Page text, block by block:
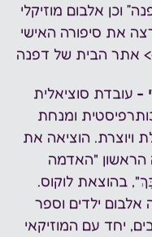
וכן אלבום מוזיקלי
את סיפורה האישי
אתר הבית של דפנה
- עובדת סוציאלית
ומנחת
ויוצרת. הוציאה את
הראשון "האדמה
", בהוצאת לוקוס.
אלבום ילדים וספר
יחד עם המוזיקאי